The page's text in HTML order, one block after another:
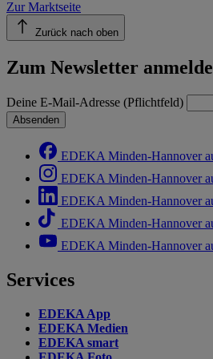
Zur Marktseite
Zurück nach oben
Zum Newsletter
Deine E-Mail-Adresse (Pflichtfeld)
Absenden
EDEKA Minden-Hannover
EDEKA Minden-Hannover
EDEKA Minden-Hannover
EDEKA Minden-Hannover
EDEKA Minden-Hannover
Services
EDEKA App
EDEKA Medien
EDEKA smart